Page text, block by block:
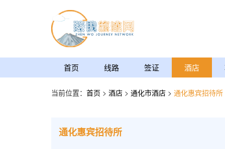
首页 线路 签证 酒店
当前位置： 首页 > 酒店 > 通化市酒店 > 通化惠宾招待所
通化惠宾招待所